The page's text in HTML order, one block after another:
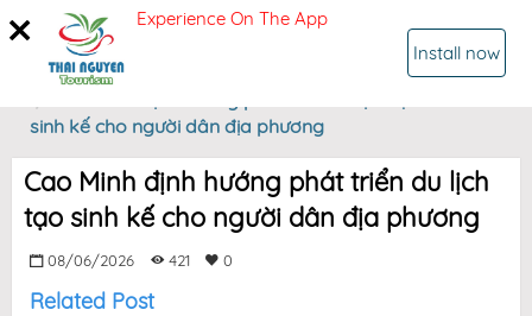
SIGN IN
Home
sinh kế cho người dân địa phương
Cao Minh định hướng phát triển du lịch
tạo sinh kế cho người dân địa phương
08/06/2026 421 0
Related Post
Experience On The App
Install now